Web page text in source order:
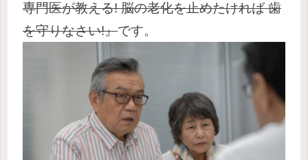
専門医が教える! 脳の老化を止めたければ 歯
を守りなさい!』です。